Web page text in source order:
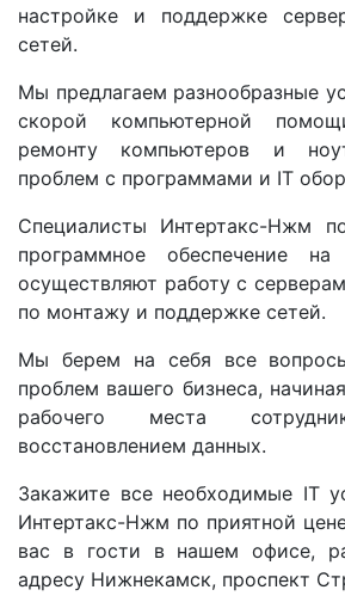
настройке и поддержке
сетей.
Мы предлагаем разнообразные
скорой компьютерной
ремонту компьютеров и
проблем с программами и IT
Специалисты Интертакс-Нжм
программное обеспечение
осуществляют работу с
по монтажу и поддержке сетей.
Мы берем на себя все
проблем вашего бизнеса,
рабочего места
восстановлением данных.
Закажите все необходимые IT
Интертакс-Нжм по приятной
вас в гости в нашем офисе,
адресу Нижнекамск, проспект